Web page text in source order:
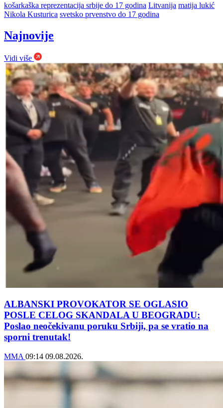
košarkaška reprezentacija srbije do 17 godina Litvanija matija lukić
Nikola Kusturica svetsko prvenstvo do 17 godina
Najnovije
Vidi više
ALBANSKI PROVOKATOR SE OGLASIO
POSLE CELOG SKANDALA U BEOGRADU:
Poslao neočekivanu poruku Srbiji, pa se vratio na
sporni trenutak!
MMA 09:14 09.08.2026.